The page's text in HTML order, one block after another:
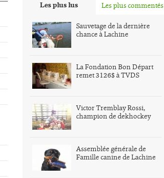
Les plus lus Les plus commentés
Sauvetage de la dernière
chance à Lachine
La Fondation Bon Départ
remet 3126$ à TVDS
Victor Tremblay Rossi,
champion de dekhockey
Assemblée générale de
Famille canine de Lachine